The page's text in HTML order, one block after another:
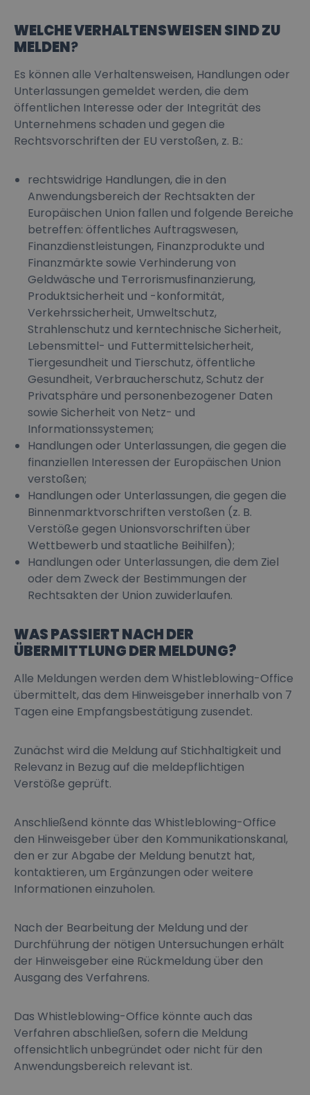
WELCHE VERHALTENSWEISEN SIND ZU
MELDEN?
Es können alle Verhaltensweisen, Handlungen oder
Unterlassungen gemeldet werden, die dem
öffentlichen Interesse oder der Integrität des
Unternehmens schaden und gegen die
Rechtsvorschriften der EU verstoßen, z. B.:
rechtswidrige Handlungen, die in den
Anwendungsbereich der Rechtsakten der
Europäischen Union fallen und folgende Bereiche
betreffen: öffentliches Auftragswesen,
Finanzdienstleistungen, Finanzprodukte und
Finanzmärkte sowie Verhinderung von
Geldwäsche und Terrorismusfinanzierung,
Produktsicherheit und -konformität,
Verkehrssicherheit, Umweltschutz,
Strahlenschutz und kerntechnische Sicherheit,
Lebensmittel- und Futtermittelsicherheit,
Tiergesundheit und Tierschutz, öffentliche
Gesundheit, Verbraucherschutz, Schutz der
Privatsphäre und personenbezogener Daten
sowie Sicherheit von Netz- und
Informationssystemen;
Handlungen oder Unterlassungen, die gegen die
finanziellen Interessen der Europäischen Union
verstoßen;
Handlungen oder Unterlassungen, die gegen die
Binnenmarktvorschriften verstoßen (z. B.
Verstöße gegen Unionsvorschriften über
Wettbewerb und staatliche Beihilfen);
Handlungen oder Unterlassungen, die dem Ziel
oder dem Zweck der Bestimmungen der
Rechtsakten der Union zuwiderlaufen.
WAS PASSIERT NACH DER
ÜBERMITTLUNG DER MELDUNG?
Alle Meldungen werden dem Whistleblowing-Office
übermittelt, das dem Hinweisgeber innerhalb von 7
Tagen eine Empfangsbestätigung zusendet.
Zunächst wird die Meldung auf Stichhaltigkeit und
Relevanz in Bezug auf die meldepflichtigen
Verstöße geprüft.
Anschließend könnte das Whistleblowing-Office
den Hinweisgeber über den Kommunikationskanal,
den er zur Abgabe der Meldung benutzt hat,
kontaktieren, um Ergänzungen oder weitere
Informationen einzuholen.
Nach der Bearbeitung der Meldung und der
Durchführung der nötigen Untersuchungen erhält
der Hinweisgeber eine Rückmeldung über den
Ausgang des Verfahrens.
Das Whistleblowing-Office könnte auch das
Verfahren abschließen, sofern die Meldung
offensichtlich unbegründet oder nicht für den
Anwendungsbereich relevant ist.